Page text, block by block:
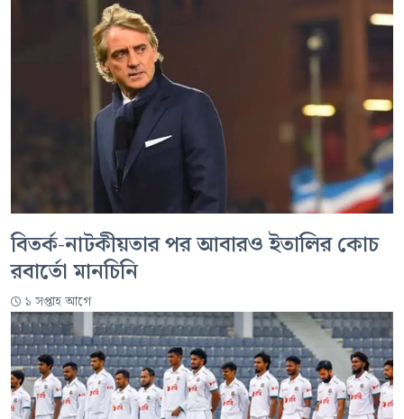
বিতর্ক-নাটকীয়তার পর আবারও ইতালির কোচ
রবার্তো মানচিনি
১ সপ্তাহ আগে